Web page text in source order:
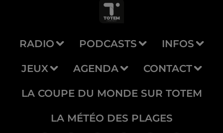
RADIO PODCASTS INFOS
JEUX AGENDA CONTACT
LA COUPE DU MONDE SUR TOTEM
LA MÉTÉO DES PLAGES